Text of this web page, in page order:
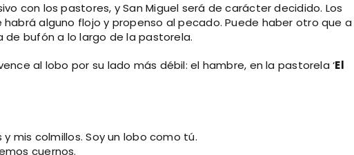
con los pastores, y San Miguel será de carácter decidido. Los
alguno flojo y propenso al pecado. Puede haber otro que a
de bufón a lo largo de la pastorela.
al lobo por su lado más débil: el hambre, en la pastorela ‘El
y mis colmillos. Soy un lobo como tú.
cuernos.